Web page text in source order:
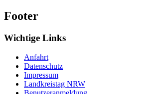
Footer
Wichtige Links
Anfahrt
Datenschutz
Impressum
Landkreistag NRW